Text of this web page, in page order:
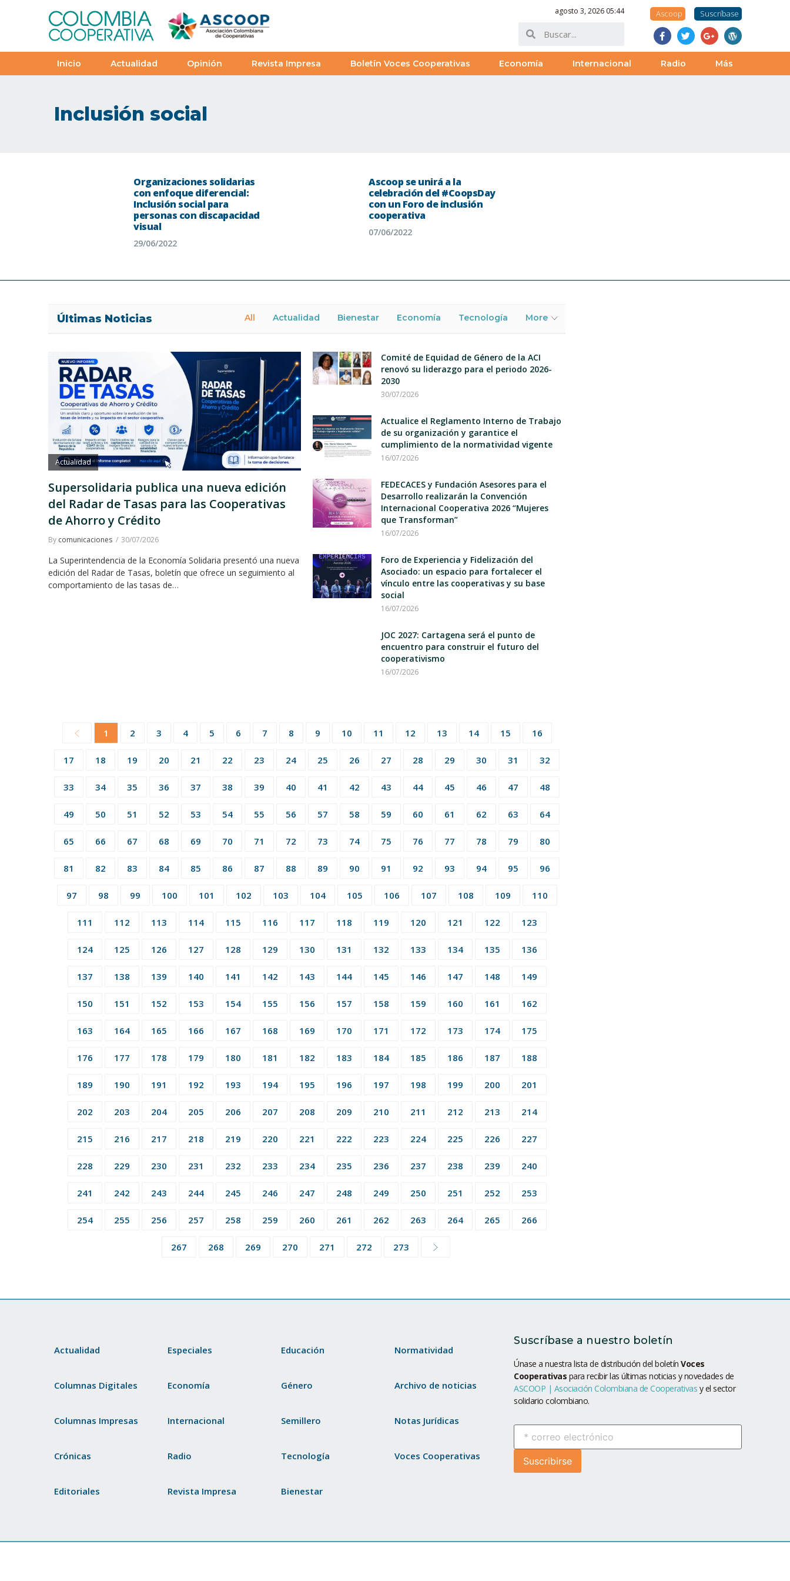
agosto 3, 2026 05:44 Ascoop Suscríbase
Inicio Actualidad Opinión Revista Impresa Boletín Voces Cooperativas Economía Internacional Radio Más
Inclusión social
Organizaciones solidarias
con enfoque diferencial:
Inclusión social para
personas con discapacidad
visual
29/06/2022
Ascoop se unirá a la
celebración del #CoopsDay
con un Foro de inclusión
cooperativa
07/06/2022
Últimas Noticias All Actualidad Bienestar Economía Tecnología More
Actualidad
Supersolidaria publica una nueva edición
del Radar de Tasas para las Cooperativas
de Ahorro y Crédito
By comunicaciones 30/07/2026
La Superintendencia de la Economía Solidaria presentó una nueva
edición del Radar de Tasas, boletín que ofrece un seguimiento al
comportamiento de las tasas de…
Comité de Equidad de Género de la ACI
renovó su liderazgo para el periodo 2026-
2030
30/07/2026
Actualice el Reglamento Interno de Trabajo
de su organización y garantice el
cumplimiento de la normatividad vigente
16/07/2026
FEDECACES y Fundación Asesores para el
Desarrollo realizarán la Convención
Internacional Cooperativa 2026 “Mujeres
que Transforman”
16/07/2026
Foro de Experiencia y Fidelización del
Asociado: un espacio para fortalecer el
vínculo entre las cooperativas y su base
social
16/07/2026
JOC 2027: Cartagena será el punto de
encuentro para construir el futuro del
cooperativismo
16/07/2026
1 2 3 4 5 6 7 8 9 10 11 12 13 14 15 16
17 18 19 20 21 22 23 24 25 26 27 28 29 30 31 32
33 34 35 36 37 38 39 40 41 42 43 44 45 46 47 48
49 50 51 52 53 54 55 56 57 58 59 60 61 62 63 64
65 66 67 68 69 70 71 72 73 74 75 76 77 78 79 80
81 82 83 84 85 86 87 88 89 90 91 92 93 94 95 96
97 98 99 100 101 102 103 104 105 106 107 108 109 110
111 112 113 114 115 116 117 118 119 120 121 122 123
124 125 126 127 128 129 130 131 132 133 134 135 136
137 138 139 140 141 142 143 144 145 146 147 148 149
150 151 152 153 154 155 156 157 158 159 160 161 162
163 164 165 166 167 168 169 170 171 172 173 174 175
176 177 178 179 180 181 182 183 184 185 186 187 188
189 190 191 192 193 194 195 196 197 198 199 200 201
202 203 204 205 206 207 208 209 210 211 212 213 214
215 216 217 218 219 220 221 222 223 224 225 226 227
228 229 230 231 232 233 234 235 236 237 238 239 240
241 242 243 244 245 246 247 248 249 250 251 252 253
254 255 256 257 258 259 260 261 262 263 264 265 266
267 268 269 270 271 272 273
Actualidad
Columnas Digitales
Columnas Impresas
Crónicas
Editoriales
Especiales
Economía
Internacional
Radio
Revista Impresa
Educación
Género
Semillero
Tecnología
Bienestar
Normatividad
Archivo de noticias
Notas Jurídicas
Voces Cooperativas
Suscríbase a nuestro boletín
Únase a nuestra lista de distribución del boletín Voces
Cooperativas para recibir las últimas noticias y novedades de
ASCOOP | Asociación Colombiana de Cooperativas y el sector
solidario colombiano.